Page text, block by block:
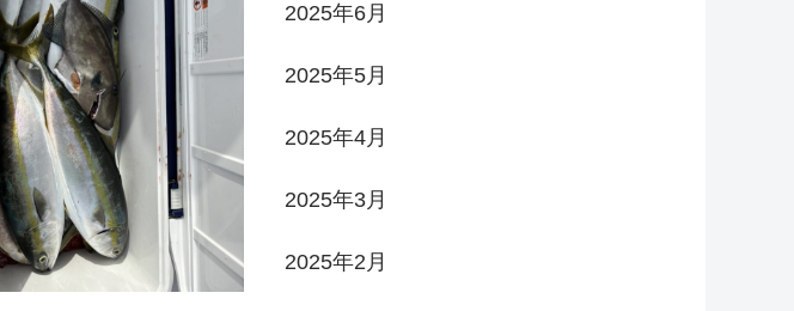
2025年6月
2025年5月
2025年4月
2025年3月
2025年2月